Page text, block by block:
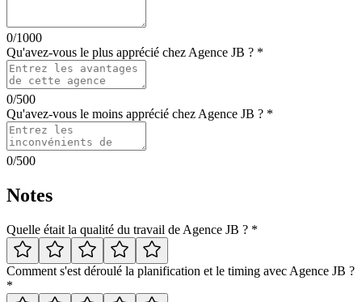
0/1000
Qu'avez-vous le plus apprécié chez Agence JB ? *
0/500
Qu'avez-vous le moins apprécié chez Agence JB ? *
0/500
Notes
Quelle était la qualité du travail de Agence JB ? *
Comment s'est déroulé la planification et le timing avec Agence JB ?
*